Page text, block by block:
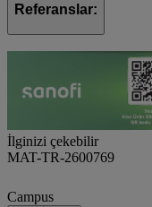
Referanslar:
İlginizi çekebilir
MAT-TR-2600769
Campus